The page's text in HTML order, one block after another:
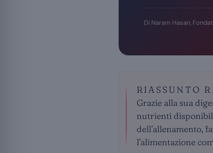
Di Naram Hasan,
RIASSUNTO
Grazie alla sua
nutrienti
dell’allenamento,
l’alimentazione